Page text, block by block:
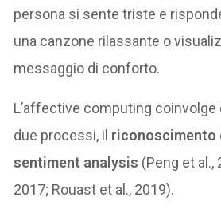
persona si sente triste e
una canzone rilassante o
messaggio di conforto.
L’affective computing
due processi, il riconoscimento
sentiment analysis (Peng et al.,
2017; Rouast et al., 2019).